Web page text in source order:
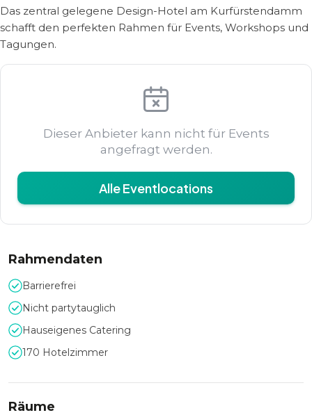
Das zentral gelegene Design-Hotel am Kurfürstendamm
schafft den perfekten Rahmen für Events, Workshops und
Tagungen.
Dieser Anbieter kann nicht für Events
angefragt werden.
Alle Eventlocations
Rahmendaten
Barrierefrei
Nicht partytauglich
Hauseigenes Catering
170 Hotelzimmer
Räume